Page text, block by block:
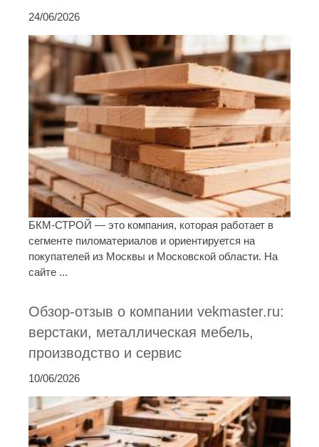
24/06/2026
БКМ-СТРОЙ — это компания, которая работает в
сегменте пиломатериалов и ориентируется на
покупателей из Москвы и Московской области. На
сайте ...
Обзор-отзыв о компании vekmaster.ru:
верстаки, металлическая мебель,
производство и сервис
10/06/2026